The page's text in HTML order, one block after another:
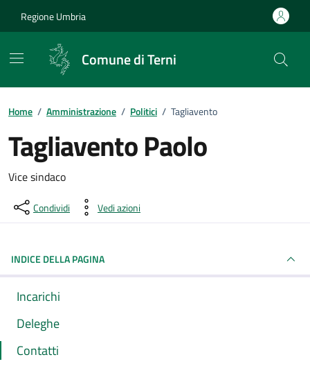
Regione Umbria
Comune di Terni
Home / Amministrazione / Politici / Tagliavento
Tagliavento Paolo
Dettagli della persona pubblica
Vice sindaco
Condividi Vedi azioni
INDICE DELLA PAGINA
Incarichi
Deleghe
Contatti